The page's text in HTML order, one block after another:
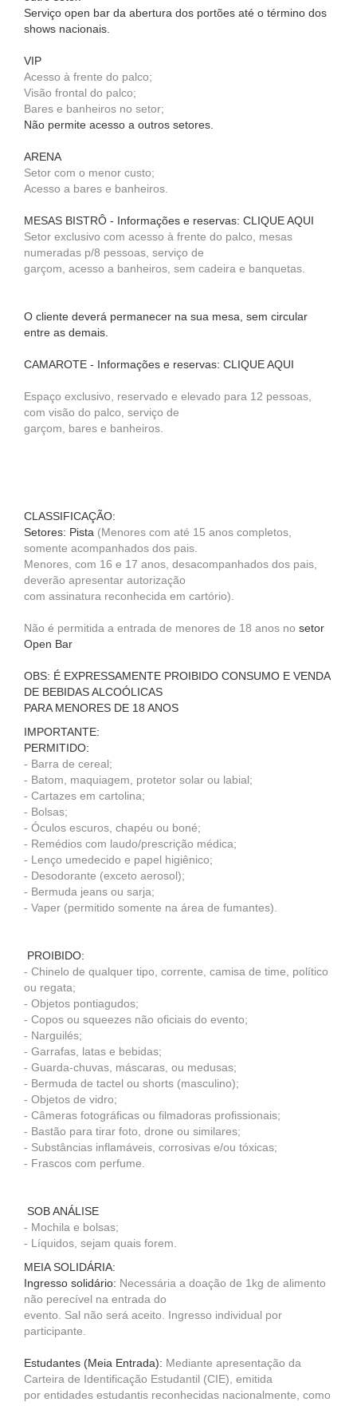
Serviço open bar da abertura dos portões até o término dos
shows nacionais.
VIP
Acesso à frente do palco;
Visão frontal do palco;
Bares e banheiros no setor;
Não permite acesso a outros setores.
ARENA
Setor com o menor custo;
Acesso a bares e banheiros.
MESAS BISTRÔ - Informações e reservas: CLIQUE AQUI
Setor exclusivo com acesso à frente do palco, mesas
numeradas p/8 pessoas, serviço de
garçom, acesso a banheiros, sem cadeira e banquetas.
O cliente deverá permanecer na sua mesa, sem circular
entre as demais.
CAMAROTE - Informações e reservas: CLIQUE AQUI
Espaço exclusivo, reservado e elevado para 12 pessoas,
com visão do palco, serviço de
garçom, bares e banheiros.
CLASSIFICAÇÃO:
Setores: Pista (Menores com até 15 anos completos,
somente acompanhados dos pais.
Menores, com 16 e 17 anos, desacompanhados dos pais,
deverão apresentar autorização
com assinatura reconhecida em cartório).
Não é permitida a entrada de menores de 18 anos no setor
Open Bar
OBS: É EXPRESSAMENTE PROIBIDO CONSUMO E VENDA
DE BEBIDAS ALCOÓLICAS
PARA MENORES DE 18 ANOS
IMPORTANTE:
PERMITIDO:
- Barra de cereal;
- Batom, maquiagem, protetor solar ou labial;
- Cartazes em cartolina;
- Bolsas;
- Óculos escuros, chapéu ou boné;
- Remédios com laudo/prescrição médica;
- Lenço umedecido e papel higiênico;
- Desodorante (exceto aerosol);
- Bermuda jeans ou sarja;
- Vaper (permitido somente na área de fumantes).
PROIBIDO:
- Chinelo de qualquer tipo, corrente, camisa de time, político
ou regata;
- Objetos pontiagudos;
- Copos ou squeezes não oficiais do evento;
- Narguilés;
- Garrafas, latas e bebidas;
- Guarda-chuvas, máscaras, ou medusas;
- Bermuda de tactel ou shorts (masculino);
- Objetos de vidro;
- Câmeras fotográficas ou filmadoras profissionais;
- Bastão para tirar foto, drone ou similares;
- Substâncias inflamáveis, corrosivas e/ou tóxicas;
- Frascos com perfume.
SOB ANÁLISE
- Mochila e bolsas;
- Líquidos, sejam quais forem.
MEIA SOLIDÁRIA:
Ingresso solidário: Necessária a doação de 1kg de alimento
não perecível na entrada do
evento. Sal não será aceito. Ingresso individual por
participante.
Estudantes (Meia Entrada): Mediante apresentação da
Carteira de Identificação Estudantil (CIE), emitida
por entidades estudantis reconhecidas nacionalmente, como